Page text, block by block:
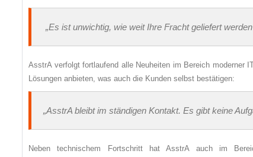
„Es ist unwichtig, wie weit Ihre Fracht geliefert
AsstrA verfolgt fortlaufend alle Neuheiten im Bereich moderner
Lösungen anbieten, was auch die Kunden selbst bestätigen:
„AsstrA bleibt im ständigen Kontakt. Es gibt keine
Neben technischem Fortschritt hat AsstrA auch im